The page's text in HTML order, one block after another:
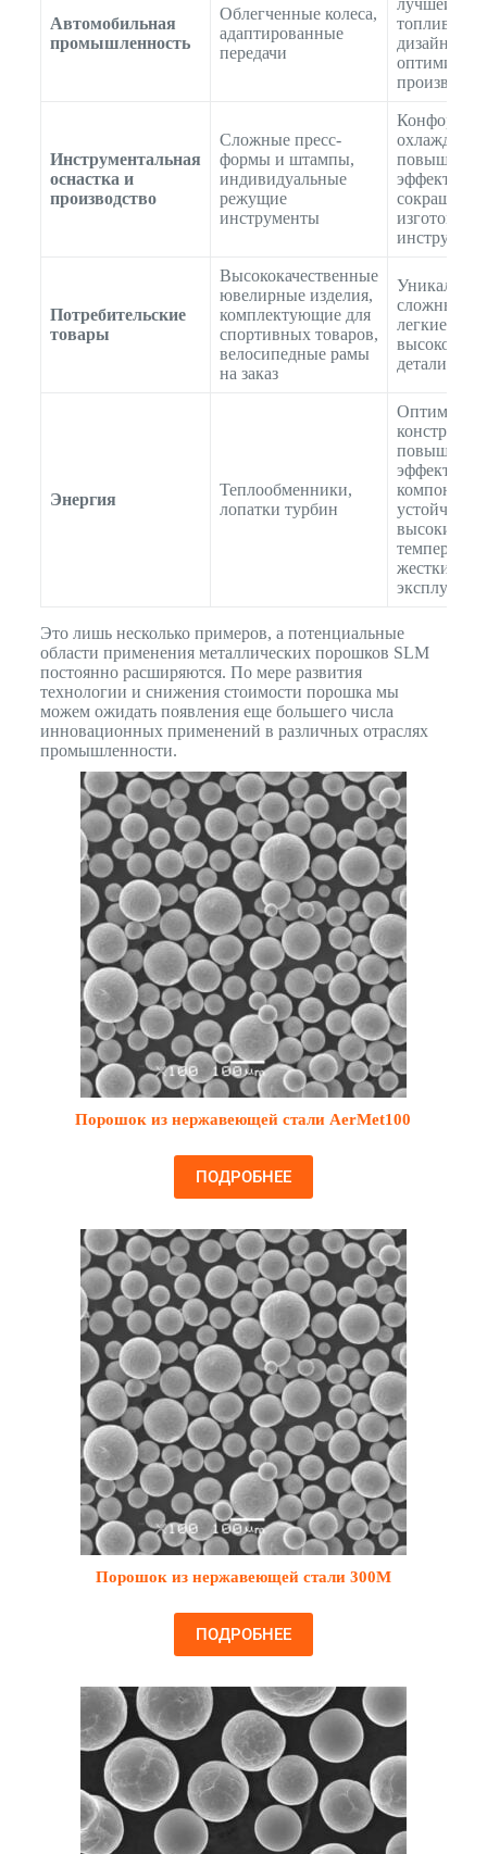
Автомобильная
промышленность
Облегченные колеса,
адаптированные
передачи
лучшей
топлива,
дизайна для
Инструментальная
оснастка и
производство
Сложные пресс-
формы и штампы,
индивидуальные
режущие
инструменты
повышения
Потребительские
товары
Высококачественные
ювелирные изделия,
комплектующие для
спортивных товаров,
велосипедные рамы
на заказ
сложные
легкие и
детали
Энергия
Теплообменники,
лопатки турбин
повышения
высоким
жестким
Это лишь несколько примеров, а потенциальные
области применения металлических порошков SLM
постоянно расширяются. По мере развития
технологии и снижения стоимости порошка мы
можем ожидать появления еще большего числа
инновационных применений в различных отраслях
промышленности.
Порошок из нержавеющей стали AerMet100
ПОДРОБНЕЕ
Порошок из нержавеющей стали 300М
ПОДРОБНЕЕ